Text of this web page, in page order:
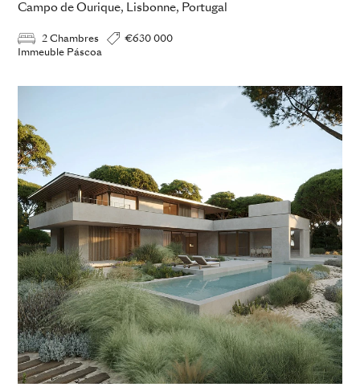
Campo de Ourique, Lisbonne, Portugal
2 Chambres
€630 000
Immeuble Páscoa